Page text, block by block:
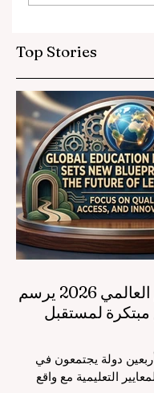
Top Stories
منتدى التعليم العالمي 2026 يرسم
لمستقبل
دولة يجتمعون في
التعليمية مع واقع